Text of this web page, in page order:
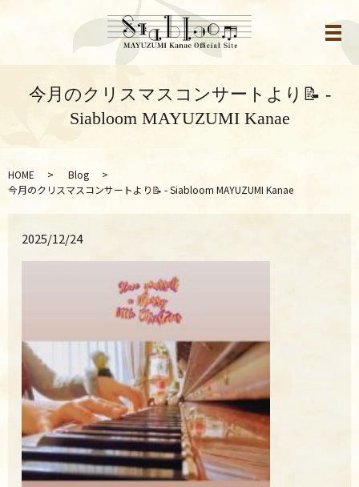
メ
今月のクリスマスコンサートより📝 -
Siabloom MAYUZUMI Kanae
HOME
Blog
今月のクリスマスコンサートより📝 - Siabloom MAYUZUMI Kanae
2025/12/24